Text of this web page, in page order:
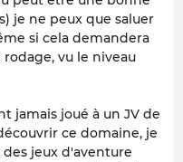
je ne peux que saluer
si cela demandera
vu le niveau
jamais joué à un JV de
ce domaine, je
jeux d'aventure